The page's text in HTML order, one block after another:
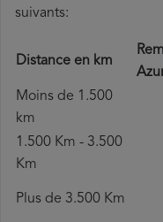
suivants:
Distance en km
Moins de 1.500
km
1.500 Km - 3.500
Km
Plus de 3.500 Km